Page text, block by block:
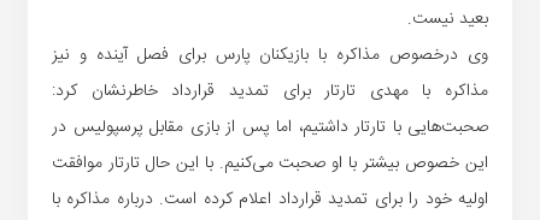
بعید نیست.
وی درخصوص مذاکره با بازیکنان پارس برای فصل آینده و نیز
مذاکره با مهدی تارتار برای تمدید قرارداد خاطرنشان کرد:
صحبت‌هایی با تارتار داشتیم، اما پس از بازی مقابل پرسپولیس در
این خصوص بیشتر با او صحبت می‌کنیم. با این حال تارتار موافقت
اولیه خود را برای تمدید قرارداد اعلام کرده است. درباره مذاکره با